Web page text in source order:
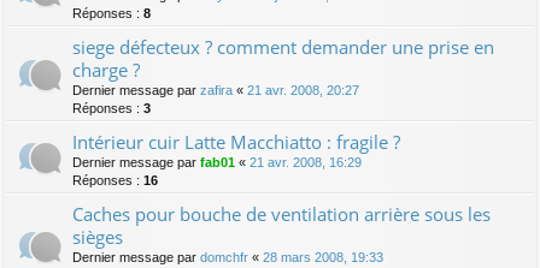
Réponses : 8
siege défecteux ? comment demander une prise en
charge ?
Dernier message par zafira « 21 avr. 2008, 20:27
Réponses : 3
Intérieur cuir Latte Macchiatto : fragile ?
Dernier message par fab01 « 21 avr. 2008, 16:29
Réponses : 16
Caches pour bouche de ventilation arrière sous les
sièges
Dernier message par domchfr « 28 mars 2008, 19:33